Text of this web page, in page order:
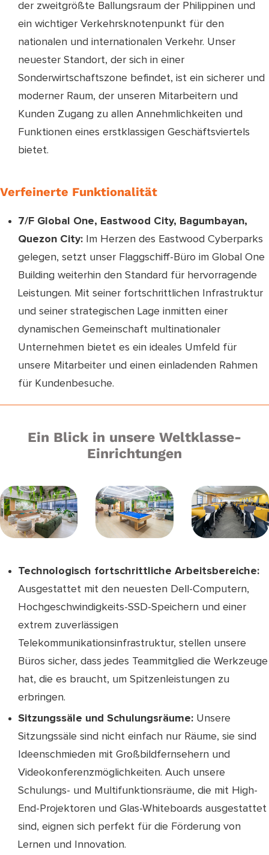
der zweitgrößte Ballungsraum der Philippinen und
ein wichtiger Verkehrsknotenpunkt für den
nationalen und internationalen Verkehr. Unser
neuester Standort, der sich in einer
Sonderwirtschaftszone befindet, ist ein sicherer und
moderner Raum, der unseren Mitarbeitern und
Kunden Zugang zu allen Annehmlichkeiten und
Funktionen eines erstklassigen Geschäftsviertels
bietet.
Verfeinerte Funktionalität
7/F Global One, Eastwood City, Bagumbayan,
Quezon City: Im Herzen des Eastwood Cyberparks
gelegen, setzt unser Flaggschiff-Büro im Global One
Building weiterhin den Standard für hervorragende
Leistungen. Mit seiner fortschrittlichen Infrastruktur
und seiner strategischen Lage inmitten einer
dynamischen Gemeinschaft multinationaler
Unternehmen bietet es ein ideales Umfeld für
unsere Mitarbeiter und einen einladenden Rahmen
für Kundenbesuche.
Ein Blick in unsere Weltklasse-
Einrichtungen
Technologisch fortschrittliche Arbeitsbereiche:
Ausgestattet mit den neuesten Dell-Computern,
Hochgeschwindigkeits-SSD-Speichern und einer
extrem zuverlässigen
Telekommunikationsinfrastruktur, stellen unsere
Büros sicher, dass jedes Teammitglied die Werkzeuge
hat, die es braucht, um Spitzenleistungen zu
erbringen.
Sitzungssäle und Schulungsräume: Unsere
Sitzungssäle sind nicht einfach nur Räume, sie sind
Ideenschmieden mit Großbildfernsehern und
Videokonferenzmöglichkeiten. Auch unsere
Schulungs- und Multifunktionsräume, die mit High-
End-Projektoren und Glas-Whiteboards ausgestattet
sind, eignen sich perfekt für die Förderung von
Lernen und Innovation.